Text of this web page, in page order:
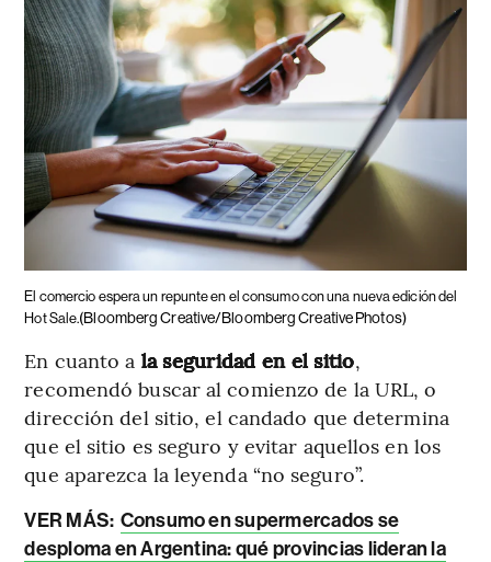
El comercio espera un repunte en el consumo con una nueva edición del
Hot Sale.(Bloomberg Creative/Bloomberg Creative Photos)
En cuanto a la seguridad en el sitio,
recomendó buscar al comienzo de la URL, o
dirección del sitio, el candado que determina
que el sitio es seguro y evitar aquellos en los
que aparezca la leyenda “no seguro”.
VER MÁS: Consumo en supermercados se
desploma en Argentina: qué provincias lideran la